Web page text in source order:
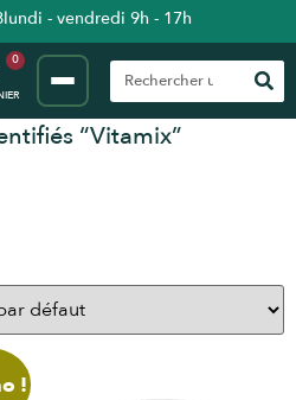
lundi - vendredi 9h - 17h
0
“Vitamix”
!